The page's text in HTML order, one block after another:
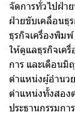
จัดการทั่วไปฝ่า
ฝ่ายขับเคลื่อนธุ
ธุรกิจเครื่องพิม
ให้ดูแลธุรกิจเค
การ และเดือนมิ
ตำแหน่งผู้อำนว
ตำแหน่งทั้งสอง
ประธานกรรมก